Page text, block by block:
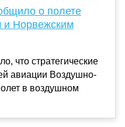
о полете
и Норвежским
что стратегические
авиации Воздушно-
в воздушном